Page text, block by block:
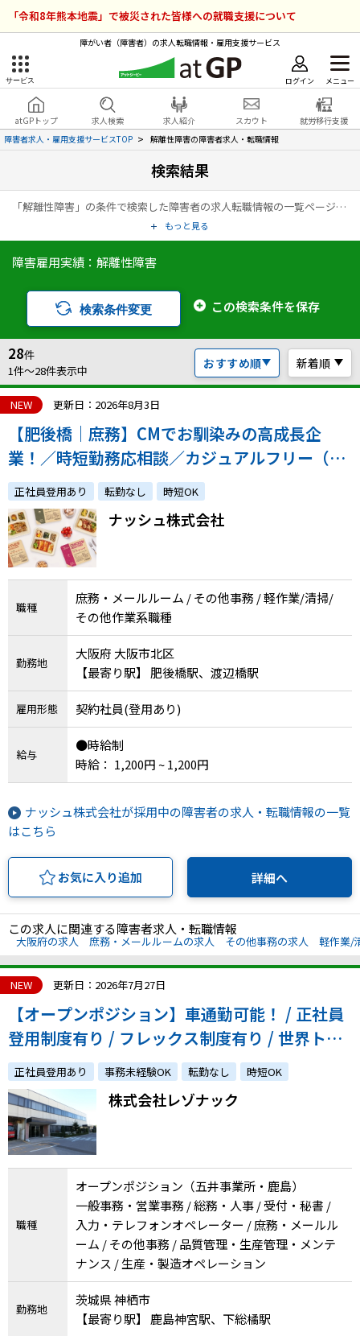
「令和8年熊本地震」で被災された皆様への就職支援について
障がい者（障害者）の求人転職情報・雇用支援サービス
サービス ログイン メニュー
atGPトップ 求人検索 求人紹介 スカウト
就労移行支援
障害者求人・雇用支援サービスTOP
解離性障害の障害者求人・転職情報
検索結果
「解離性障害」の条件で検索した障害者の求人転職情報の一覧ページです。アットジーピー（atGP）は、障害者の求人情報・障害者専門の転職支援サービス（エージェント）・就労移行支援事業所など、雇用に関する様々なサービスを展開している障害者の「働く」をトータルでサポートするサービスです。
もっと見る
障害雇用実績：解離性障害
検索条件変更 この検索条件を保存
おすすめ順 新着順
28件
1件〜28件表示中
NEW 更新日：2026年8月3日
【肥後橋｜庶務】CMでお馴染みの高成長企
業！／時短勤務応相談／カジュアルフリー（髪
色、ネイル、服装自由）で柔軟な社風が魅力！
正社員登用あり 転勤なし 時短OK
ナッシュ株式会社
職種
庶務・メールルーム / その他事務 / 軽作業/清掃/
その他作業系職種
勤務地
大阪府 大阪市北区
【最寄り駅】 肥後橋駅、渡辺橋駅
雇用形態 契約社員(登用あり)
給与
●時給制
時給： 1,200円 ~ 1,200円
ナッシュ株式会社が採用中の障害者の求人・転職情報の一覧
はこちら
お気に入り追加 詳細へ
この求人に関連する障害者求人・転職情報
大阪府の求人 庶務・メールルームの求人 その他事務の求人 軽作業/
NEW 更新日：2026年7月27日
【オープンポジション】車通勤可能！ / 正社員
登用制度有り / フレックス制度有り / 世界トッ
プクラスの半導体材料メーカー！
正社員登用あり 事務未経験OK 転勤なし 時短OK
株式会社レゾナック
職種
オープンポジション（五井事業所・鹿島）
一般事務・営業事務 / 総務・人事 / 受付・秘書 /
入力・テレフォンオペレーター / 庶務・メールル
ーム / その他事務 / 品質管理・生産管理・メンテ
ナンス / 生産・製造オペレーション
勤務地
茨城県 神栖市
【最寄り駅】 鹿島神宮駅、下総橘駅
障害者雇用のアットジーピー
サービスラインナップ
障害者専門の就転職支援サービス
障害者アスリート専門の就転職支援サービス
ハイスキルな障害者の転職支援サービス
障害のある新卒学生専門の就職エージェントサービス
求人検索・スカウトサービス
障害者専門の求人検索・スカウトサービス
就労移行支援サービス
障害別専門支援の就労移行支援サービス
IT・Web制作スキルを身につける就労移行支援サービス
ソーシャルファームサービス
しいたけ生産で実現する
新しい障害者雇用支援サービス
ご利用ガイド
法人向けページ
メニューを閉じる
ログイン 会員登録 無料
求人を検索する
求人を紹介してもらう
スカウトを受ける
就労移行支援サービス
就職・転職ノウハウ
お問い合わせ・よくある質問
お問い合わせ
よくある質問
採用をお考えの企業様はこちら
メニューを閉じる